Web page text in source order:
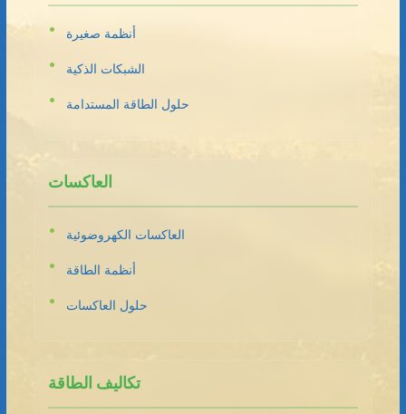
أنظمة صغيرة
الشبكات الذكية
حلول الطاقة المستدامة
العاكسات
العاكسات الكهروضوئية
أنظمة الطاقة
حلول العاكسات
تكاليف الطاقة